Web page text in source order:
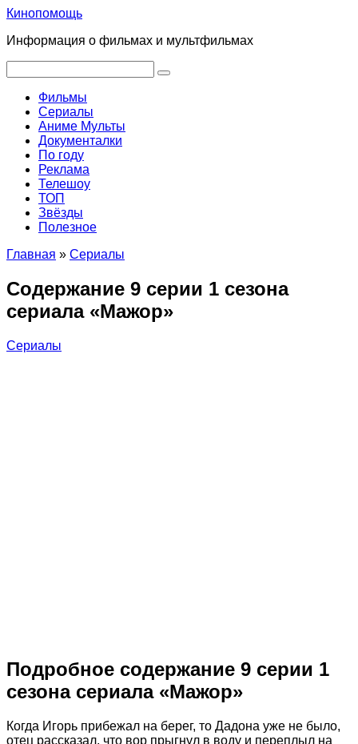
Перейти
контенту
Кинопомощь
Информация о фильмах и мультфильмах
Фильмы
Сериалы
Аниме Мульты
Документалки
По году
Реклама
Телешоу
ТОП
Звёзды
Полезное
Главная » Сериалы
Содержание 9 серии 1 сезона
сериала «Мажор»
Сериалы
Подробное содержание 9 серии 1
сезона сериала «Мажор»
Когда Игорь прибежал на берег, то Дадона уже не было,
отец рассказал, что вор прыгнул в воду и переплыл на